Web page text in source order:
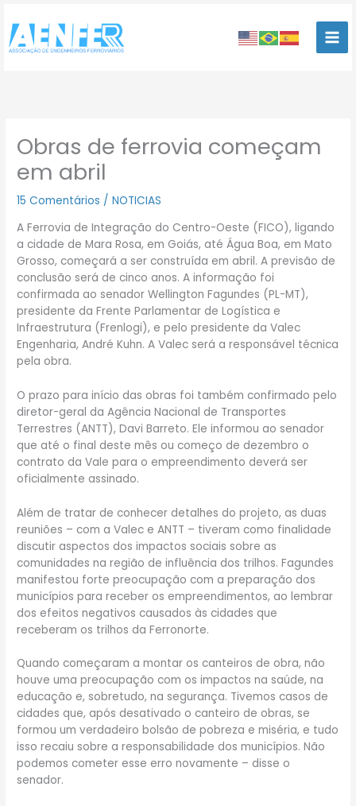
para
conteúdo
Obras de ferrovia começam
em abril
15 Comentários /NOTICIAS
A Ferrovia de Integração do Centro-Oeste (FICO), ligando
a cidade de Mara Rosa, em Goiás, até Água Boa, em Mato
Grosso, começará a ser construída em abril. A previsão de
conclusão será de cinco anos. A informação foi
confirmada ao senador Wellington Fagundes (PL-MT),
presidente da Frente Parlamentar de Logística e
Infraestrutura (Frenlogi), e pelo presidente da Valec
Engenharia, André Kuhn. A Valec será a responsável técnica
pela obra.
O prazo para início das obras foi também confirmado pelo
diretor-geral da Agência Nacional de Transportes
Terrestres (ANTT), Davi Barreto. Ele informou ao senador
que até o final deste mês ou começo de dezembro o
contrato da Vale para o empreendimento deverá ser
oficialmente assinado.
Além de tratar de conhecer detalhes do projeto, as duas
reuniões – com a Valec e ANTT – tiveram como finalidade
discutir aspectos dos impactos sociais sobre as
comunidades na região de influência dos trilhos. Fagundes
manifestou forte preocupação com a preparação dos
municípios para receber os empreendimentos, ao lembrar
dos efeitos negativos causados às cidades que
receberam os trilhos da Ferronorte.
Quando começaram a montar os canteiros de obra, não
houve uma preocupação com os impactos na saúde, na
educação e, sobretudo, na segurança. Tivemos casos de
cidades que, após desativado o canteiro de obras, se
formou um verdadeiro bolsão de pobreza e miséria, e tudo
isso recaiu sobre a responsabilidade dos municípios. Não
podemos cometer esse erro novamente – disse o
senador.